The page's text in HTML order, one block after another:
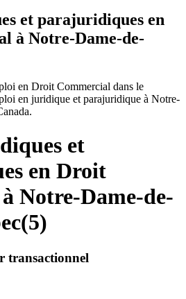
et parajuridiques en
à Notre-Dame-de-
en Droit Commercial dans le
en juridique et parajuridique à Notre-
et
en Droit
Notre-Dame-de-
(5)
transactionnel